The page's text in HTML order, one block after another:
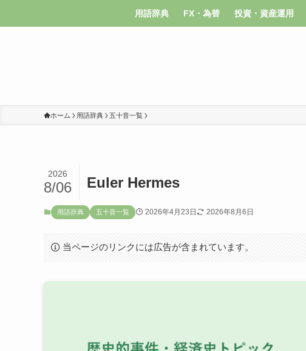
用語辞典 FX・為替 投資・資産運用
ホーム 用語辞典 五十音一覧
Euler Hermes
2026
8/06
用語辞典 五十音一覧 2026年4月23日 2026年8月6日
当ページのリンクには広告が含まれています。